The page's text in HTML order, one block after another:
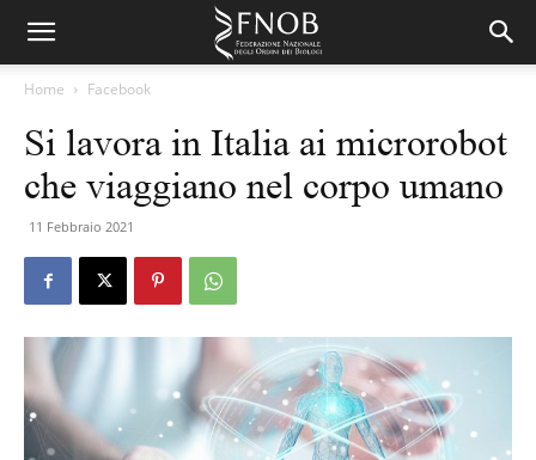
Home Facebook
Si lavora in Italia ai microrobot
che viaggiano nel corpo umano
11 Febbraio 2021